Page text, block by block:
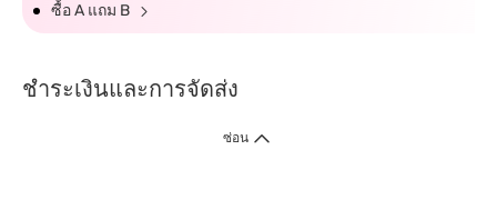
ซื้อ A แถม B
ชำระเงินและการจัดส่ง
ซ่อน